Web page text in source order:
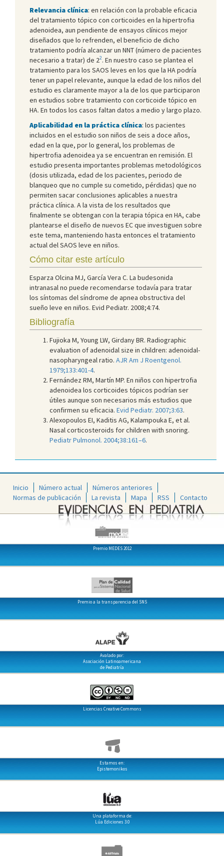
Relevancia clínica: en relación con la probable eficacia
del tratamiento tópico con corticoides en la hipertrofia
adenoidea, aun pendiente de ensayos clínicos mejor
diseñados que lo refrenden, el beneficio de dicho
tratamiento podría alcanzar un NNT (número de pacientes
necesario a tratar) de 22. En nuestro caso se plantea el
tratamiento para los SAOS leves en los que la HA podría
tener un papel relevante, aunque la edad de los niños del
estudio es claramente mayor a la de los que participaron
en estudios sobre tratamiento con corticoide tópico en
HA. En todos los casos faltan datos a medio y largo plazo.
Aplicabilidad en la práctica clínica: los pacientes
incluidos en el estudio son niños de seis a doce años,
edad en la que, por lo general, los problemas de
hipertrofia adenoidea ya se encuentran en remisión. El
estudio presenta importantes problemas metodológicos
(dosis utilizada, edad de los pacientes, periodo de
blanqueo que no cumple su cometido, pérdidas) que no
permiten sacar conclusiones aplicables a nuestra
práctica clínica. A la vista de los resultados que
finalmente se obtengan con la terapia tópica en HA, cabe
plantearse el diseño de nuevos EC que investiguen sobre
este tema, manteniendo hasta entonces el tratamiento
actual del SAOS leve en niños.
Cómo citar este artículo
Esparza Olcina MJ, García Vera C. La budesonida
intranasal no puede recomendarse todavía para tratar
los síntomas del síndrome de apnea obstructiva del
sueño leve en niños. Evid Pediatr. 2008;4:74.
Bibliografía
Fujioka M, Young LW, Girdany BR. Radiographic
evaluation of adenoidal size in children: adenoidal-
nasopharyngeal ratio. AJR Am J Roentgenol.
1979;133:401-4.
Fernández RM, Martín MP. En niños con hipertrofia
adenoidea los corticoides tópicos podrían ser
útiles aunque son necesarios más estudios que
confirmen su eficacia. Evid Pediatr. 2007;3:63.
Alexopoulos EI, Kaditis AG, Kalampouka E, et al.
Nasal corticosteroids for children with snoring.
Pediatr Pulmonol. 2004;38:161–6.
Inicio Número actual
Números anteriores
Normas de publicación
La revista Mapa RSS Contacto
Premio MEDES 2012
Premio a la transparencia del SNS
Avalado por:
Asociación Latinoamericana
de Pediatría
Licencias Creative Commons
Estamos en:
Epistemonikos
Una plataforma de:
Lúa Ediciones 3.0